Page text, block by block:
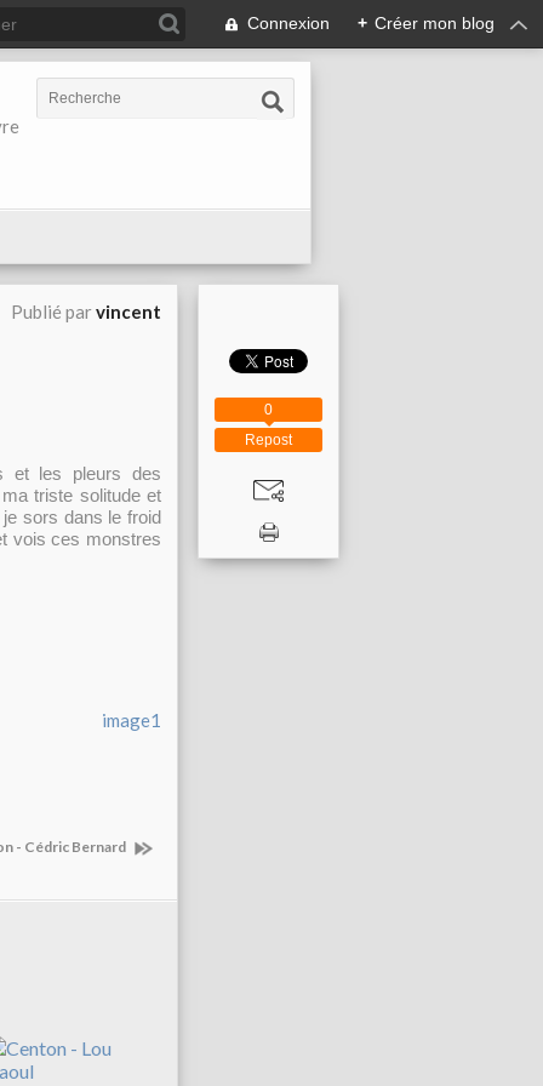
Connexion + Créer mon blog
Publié parvincent
et les pleurs des
triste solitude et
sors dans le froid
vois ces monstres
image1
- Cédric Bernard
Repost
0